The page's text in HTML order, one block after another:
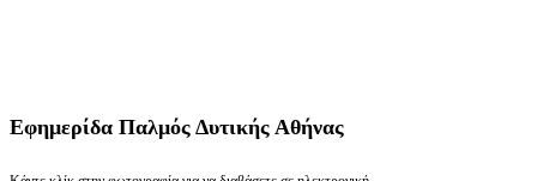
Εφημερίδα Παλμός Δυτικής Αθήνας